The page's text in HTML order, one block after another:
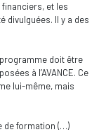
et les
divulguées. Il y a des
doit être
à l’AVANCE. Ce
lui-même, mais
de formation (…)